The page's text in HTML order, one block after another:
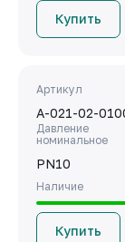
Купить
Артикул
A-021-02-
Давление
номинальное
PN10
Наличие
Купить